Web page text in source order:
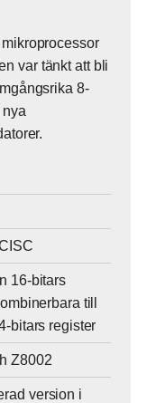
var tänkt att bli
8-
16-bitars
till
bitars register
Z8002
version i